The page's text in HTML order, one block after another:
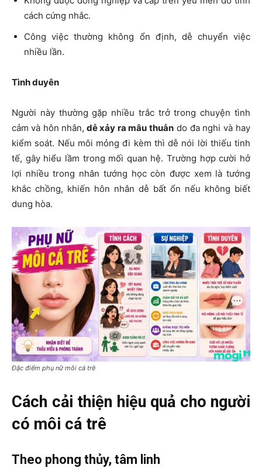
cách cứng nhắc.
Công việc thường không ổn định, dễ chuyển việc
nhiều lần.
Tình duyên
Người này thường gặp nhiều trắc trở trong chuyện tình
cảm và hôn nhân, dễ xảy ra mâu thuẫn do đa nghi và hay
kiểm soát. Nếu môi mỏng đi kèm thì dễ nói lời thiếu tinh
tế, gây hiểu lầm trong mối quan hệ. Trường hợp cười hở
lợi nhiều trong nhân tướng học còn được xem là tướng
khắc chồng, khiến hôn nhân dễ bất ổn nếu không biết
dung hòa.
Đặc điểm phụ nữ môi cá trê
Cách cải thiện hiệu quả cho người
có môi cá trê
Theo phong thủy, tâm linh